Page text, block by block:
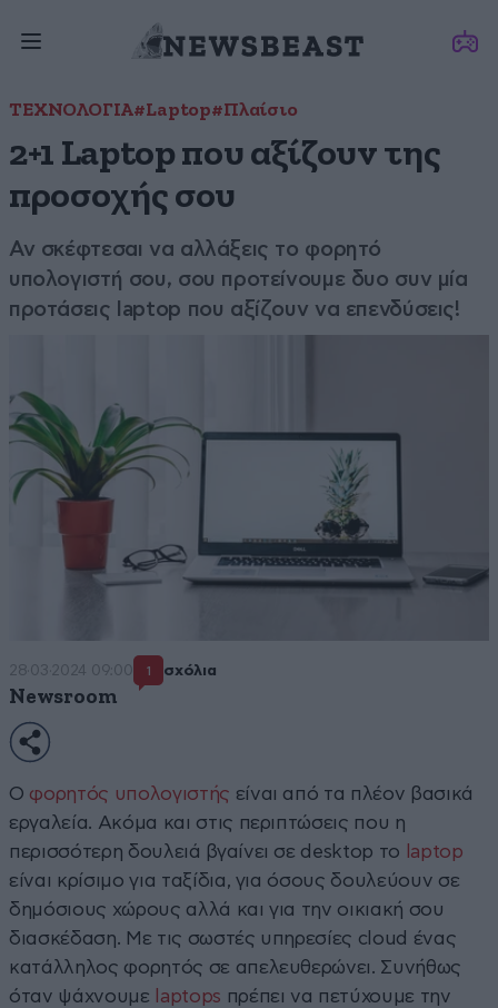
ΤΕΧΝΟΛΟΓΙΑ#Laptop#Πλαίσιο
2+1 Laptop που αξίζουν της
προσοχής σου
Αν σκέφτεσαι να αλλάξεις το φορητό
υπολογιστή σου, σου προτείνουμε δυο συν μία
προτάσεις laptop που αξίζουν να επενδύσεις!
28·03·2024 09:00 1 σχόλια
Newsroom
Ο φορητός υπολογιστής είναι από τα πλέον βασικά
εργαλεία. Ακόμα και στις περιπτώσεις που η
περισσότερη δουλειά βγαίνει σε desktop το
laptop
είναι κρίσιμο για ταξίδια, για όσους δουλεύουν σε
δημόσιους χώρους αλλά και για την οικιακή σου
διασκέδαση. Με τις σωστές υπηρεσίες cloud ένας
κατάλληλος φορητός σε απελευθερώνει. Συνήθως
όταν ψάχνουμε
laptops πρέπει να πετύχουμε την